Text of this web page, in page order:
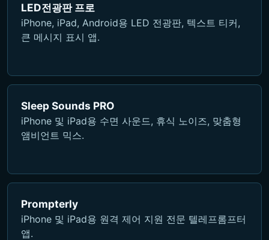
LED전광판 프로
iPhone, iPad, Android용 LED 전광판, 텍스트 티커,
큰 메시지 표시 앱.
Sleep Sounds PRO
iPhone 및 iPad용 수면 사운드, 휴식 노이즈, 맞춤형
앰비언트 믹스.
Prompterly
iPhone 및 iPad용 원격 제어 지원 전문 텔레프롬프터
앱.